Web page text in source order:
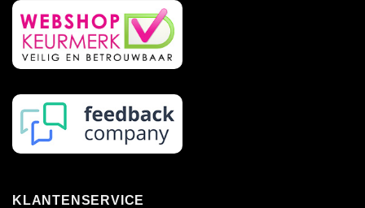
op
de
productpagina
KLANTENSERVICE